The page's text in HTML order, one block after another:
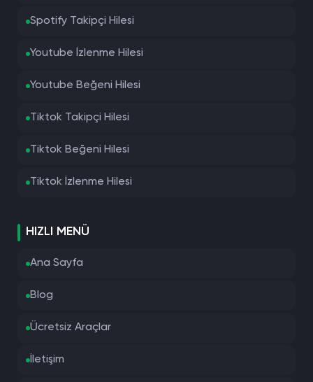
Spotify Takipçi Hilesi
Youtube İzlenme Hilesi
Youtube Beğeni Hilesi
Tiktok Takipçi Hilesi
Tiktok Beğeni Hilesi
Tiktok İzlenme Hilesi
HIZLI MENÜ
Ana Sayfa
Blog
Ücretsiz Araçlar
İletişim